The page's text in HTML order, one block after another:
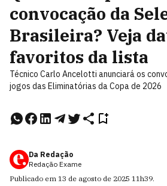
convocação da
Brasileira? Veja
favoritos da lista
Técnico Carlo Ancelotti anunciará os
jogos das Eliminatórias da Copa de 2026
Da Redação
Redação Exame
Publicado em 13 de agosto de 2025 11h39.